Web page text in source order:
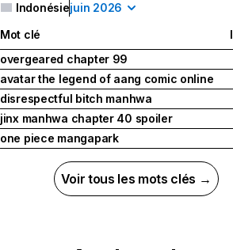
Indonésiejuin 2026
Mot clé
overgeared chapter 99
avatar the legend of aang comic online
disrespectful bitch manhwa
jinx manhwa chapter 40 spoiler
one piece mangapark
Voir tous les mots clés →